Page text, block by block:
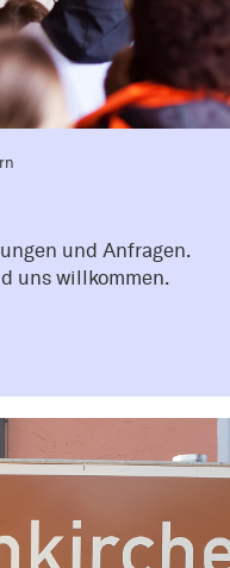
und Anfragen.
uns willkommen.